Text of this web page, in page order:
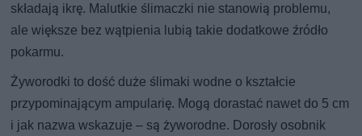
składają ikrę. Malutkie ślimaczki nie stanowią problemu,
ale większe bez wątpienia lubią takie dodatkowe źródło
pokarmu.
Żyworodki to dość duże ślimaki wodne o kształcie
przypominającym ampularię. Mogą dorastać nawet do 5 cm
i jak nazwa wskazuje – są żyworodne. Dorosły osobnik